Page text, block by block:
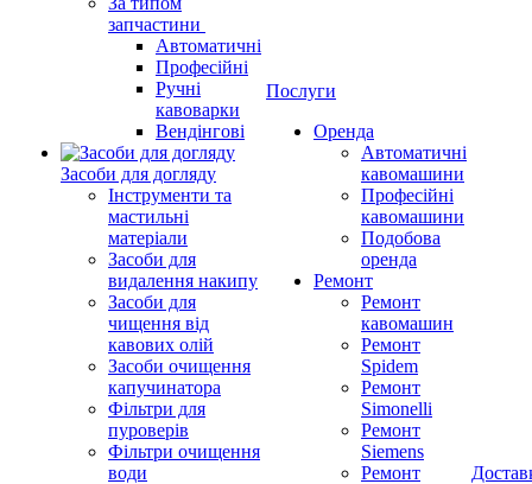
запчастини
Автоматичні
Професійні
Ручні
кавоварки
Вендінгові
Засоби для догляду
Інструменти та
мастильні
матеріали
Засоби для
видалення накипу
Засоби для
чищення від
кавових олій
Засоби очищення
капучинатора
Фільтри для
пуроверів
Фільтри очищення
води
Послуги
Оренда
Автоматичні
кавомашини
Професійні
кавомашини
Подобова
оренда
Ремонт
Ремонт
кавомашин
Ремонт
Spidem
Ремонт
Simonelli
Ремонт
Siemens
Ремонт